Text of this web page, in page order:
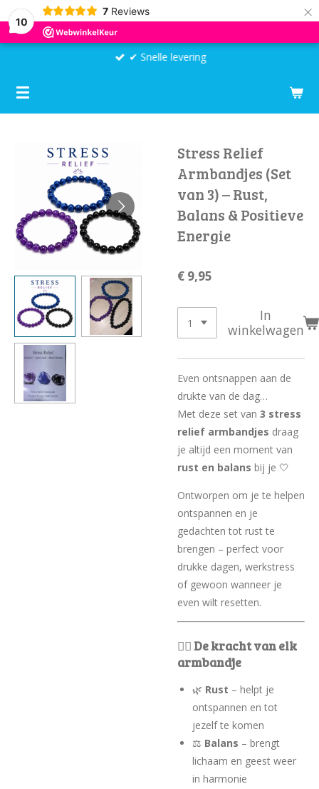
10
7 Reviews ×
✔ Snelle levering
Stress Relief
Armbandjes (Set
van 3) – Rust,
Balans & Positieve
Energie
€ 9,95
In
winkelwagen
Even ontsnappen aan de
drukte van de dag…
Met deze set van 3 stress
relief armbandjes draag
je altijd een moment van
rust en balans bij je 🤍
Ontworpen om je te helpen
ontspannen en je
gedachten tot rust te
brengen – perfect voor
drukke dagen, werkstress
of gewoon wanneer je
even wilt resetten.
🧘‍♀️ De kracht van elk
armbandje
🌿 Rust – helpt je
ontspannen en tot
jezelf te komen
⚖️ Balans – brengt
lichaam en geest weer
in harmonie